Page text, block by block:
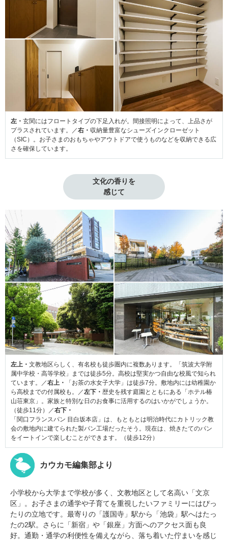
左・ 玄関にはフロートタイプの下足入れが。間接照明によって、上品さが
プラスされています。／右・ 収納量豊富なシューズインクローゼット
（SIC）。お子さまのおもちゃやアウトドアで使うものなどを収納できる広
さを確保しています。
文化の香りを
感じて
左上・ 文教地区らしく、有名校も徒歩圏内に複数あります。「筑波大学附
属中学校・高等学校」までは徒歩5分。高校は堅実かつ自由な校風で知られ
ています。／右上・
「お茶の水女子大学」は徒歩7分。敷地内には幼稚園か
ら高校までの付属校も。／左下・ 歴史を残す庭園とともにある「ホテル椿
山荘東京」。家族と特別な日のお食事に活用するのはいかがでしょうか。
（徒歩11分）／右下・
「関口フランスパン 目白坂本店」は、もともとは明治時代にカトリック教
会の敷地内に建てられた製パン工場だったそう。現在は、焼きたてのパン
をイートインで楽しむことができます。（徒歩12分）
カウカモ編集部より
小学校から大学まで学校が多く、文教地区として名高い「文京
区」。お子さまの通学や子育てを重視したいファミリーにはぴっ
たりの立地です。最寄りの「護国寺」駅から「池袋」駅へはたっ
たの2駅。さらに「新宿」や「銀座」方面へのアクセス面も良
好。通勤・通学の利便性を備えながら、落ち着いた佇まいを感じ